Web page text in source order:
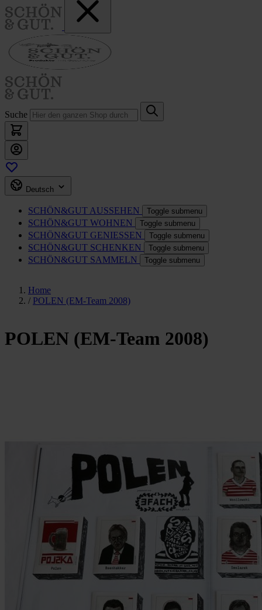
Suche
Deutsch
SCHÖN&GUT AUSSEHEN Toggle submenu
SCHÖN&GUT WOHNEN Toggle submenu
SCHÖN&GUT GENIESSEN Toggle submenu
SCHÖN&GUT SCHENKEN Toggle submenu
SCHÖN&GUT SAMMELN Toggle submenu
Home
/ POLEN (EM-Team 2008)
POLEN (EM-Team 2008)